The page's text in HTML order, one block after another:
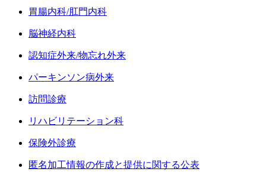
胃腸内科/肛門内科
脳神経内科
認知症外来/物忘れ外来
パーキンソン病外来
訪問診療
リハビリテーション科
保険外診療
匿名加工情報の作成と提供に関する公表